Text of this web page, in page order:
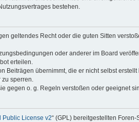
bestehen.
geltendes Recht oder die guten Sitten
oder anderer im Board
erteilen.
Beiträgen übernimmt, die er nicht selbst
zu sperren.
gegen o. g. Regeln verstoßen oder geeignet
Public License v2“ (GPL) bereitgestellten